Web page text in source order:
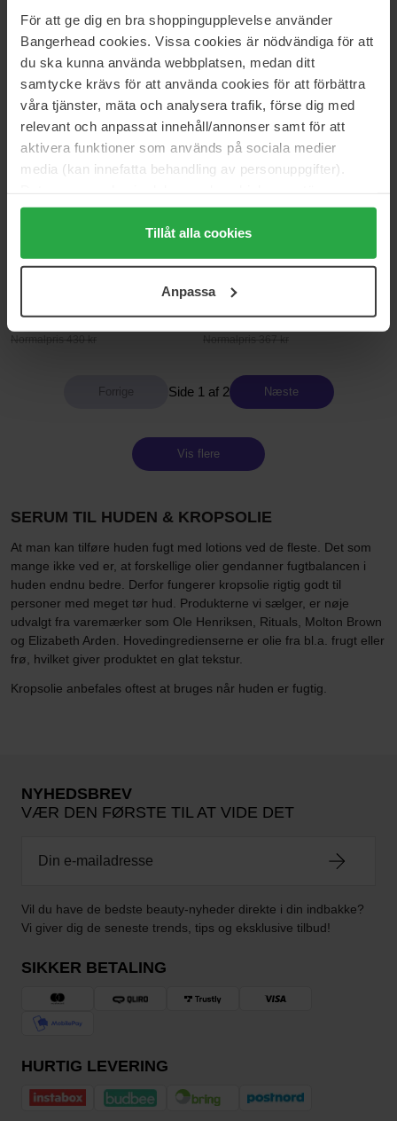
För att ge dig en bra shoppingupplevelse använder
Bangerhead cookies. Vissa cookies är nödvändiga för att
du ska kunna använda webbplatsen, medan ditt
samtycke krävs för att använda cookies för att förbättra
våra tjänster, mäta och analysera trafik, förse dig med
relevant och anpassat innehåll/annonser samt för att
aktivera funktioner som används på sociala medier
media (kan innefatta behandling av personuppgifter).
Genom att trycka på "Tillåt alla cookies" accepterar du
alla cookies, medan du under "Detaljer" kan anpassa
användningen av cookies. Du kan när som helst återkalla
samt vår Integritetspolicy.
Tillåt alla cookies
Anpassa
KORRES
Santorini Grape Body Milk
104 kr
Normalpris 125 kr
Clarins
Tonic Body Treatment Oil
Normalpris 411 kr
Maria Åkerberg
Royal Body Oil
194 kr
Maria Åkerberg
Magnesium Oil
113 kr
Normalpris 125 kr
MANTLE
Normalpris 430 kr
Nuxe
100 ml
Normalpris 367 kr
Side 1 af 2 Næste
Vis flere
SERUM TIL HUDEN & KROPSOLIE
At man kan tilføre huden fugt med lotions ved de fleste. Det som
mange ikke ved er, at forskellige olier gendanner fugtbalancen i
huden endnu bedre. Derfor fungerer kropsolie rigtig godt til
personer med meget tør hud. Produkterne vi sælger, er nøje
udvalgt fra varemærker som Ole Henriksen, Rituals, Molton Brown
og Elizabeth Arden. Hovedingredienserne er olie fra bl.a. frugt eller
frø, hvilket giver produktet en glat tekstur.
Kropsolie anbefales oftest at bruges når huden er fugtig.
NYHEDSBREV
VÆR DEN FØRSTE TIL AT VIDE DET
Vil du have de bedste beauty-nyheder direkte i din indbakke?
Vi giver dig de seneste trends, tips og eksklusive tilbud!
SIKKER BETALING
HURTIG LEVERING